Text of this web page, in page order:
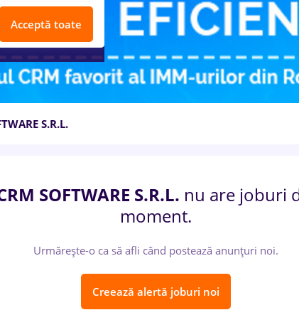
S.R.L.
SOFTWARE S.R.L. nu are joburi
moment.
Urmărește-o ca să afli când postează anunțuri noi.
Creează alertă joburi noi
Acceptă toate